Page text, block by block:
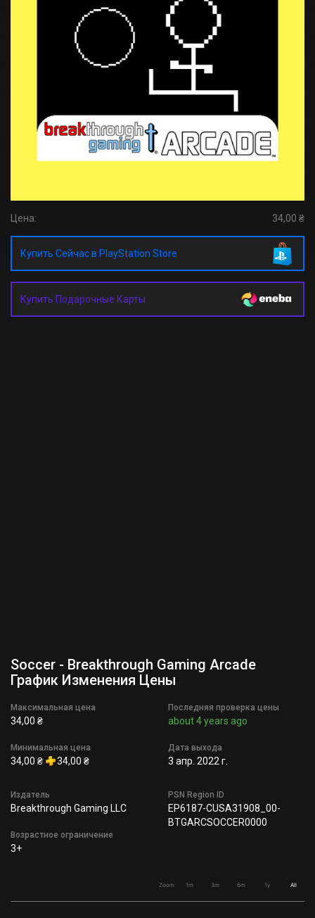
Цена: 34,00 ₴
Купить Сейчас в PlayStation Store
Купить Подарочные Карты
Soccer - Breakthrough Gaming Arcade
График Изменения Цены
Максимальная цена
34,00 ₴
Минимальная цена
34,00 ₴ 34,00 ₴
Последняя проверка цены
about 4 years ago
Дата выхода
3 апр. 2022 г.
Издатель
Breakthrough Gaming LLC
Возрастное ограничение
3+
PSN Region ID
EP6187-CUSA31908_00-
BTGARCSOCCER0000
Zoom 1m 3m 6m 1y All